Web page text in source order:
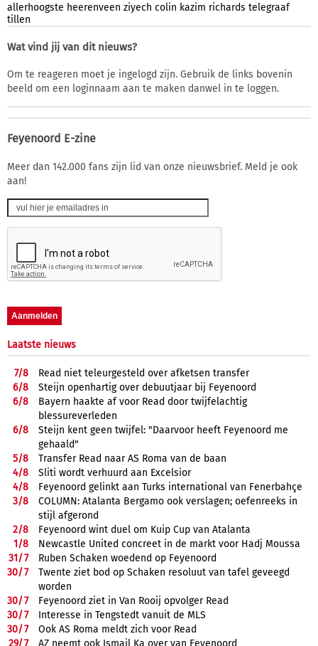
allerhoogste heerenveen ziyech colin kazim richards telegraaf
tillen
Wat vind jij van dit nieuws?
Om te reageren moet je ingelogd zijn. Gebruik de links bovenin
beeld om een loginnaam aan te maken danwel in te loggen.
Feyenoord E-zine
Meer dan 142.000 fans zijn lid van onze nieuwsbrief. Meld je ook
aan!
Laatste nieuws
7/8
Read niet teleurgesteld over afketsen transfer
6/8
Steijn openhartig over debuutjaar bij Feyenoord
6/8
Bayern haakte af voor Read door twijfelachtig
blessureverleden
6/8
Steijn kent geen twijfel: "Daarvoor heeft Feyenoord me
gehaald"
5/8
Transfer Read naar AS Roma van de baan
4/8
Sliti wordt verhuurd aan Excelsior
4/8
Feyenoord gelinkt aan Turks international van Fenerbahçe
3/8
COLUMN: Atalanta Bergamo ook verslagen; oefenreeks in
stijl afgerond
2/8
Feyenoord wint duel om Kuip Cup van Atalanta
1/8
Newcastle United concreet in de markt voor Hadj Moussa
31/7
Ruben Schaken woedend op Feyenoord
30/7
Twente ziet bod op Schaken resoluut van tafel geveegd
worden
30/7
Feyenoord ziet in Van Rooij opvolger Read
30/7
Interesse in Tengstedt vanuit de MLS
30/7
Ook AS Roma meldt zich voor Read
29/7
AZ neemt ook Ismail Ka over van Feyenoord